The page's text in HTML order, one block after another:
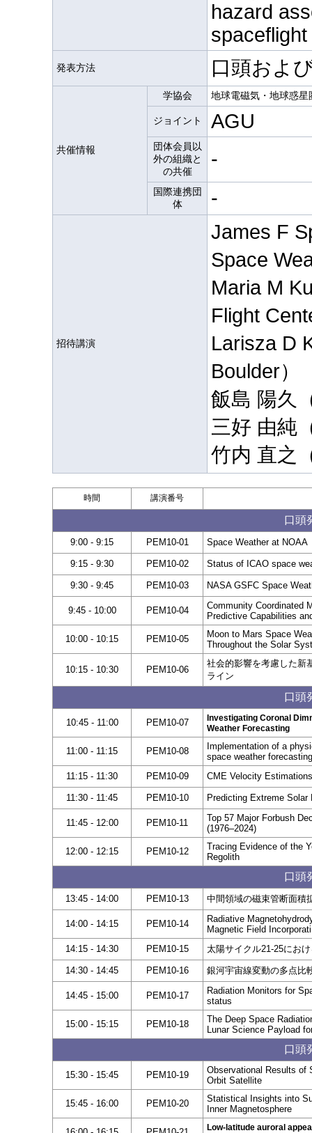
hazard
発表方法 口頭およ
共催情報
学協会 地球電磁気・地球惑星
ジョイント AGU
団体会員以
外の組織と
の共催
-
国際連携団
体
-
招待講演
James F
Space
Maria M
Flight
Larisza D
Boulder）
飯島 陽久
三好 由純
竹内 直之
時間 講演番号
口頭
9:00 - 9:15 PEM10-01 Space Weather at NOAA
9:15 - 9:30 PEM10-02 Status of ICAO space
9:30 - 9:45 PEM10-03 NASA GSFC Space
9:45 - 10:00 PEM10-04
Community Coordinated
Predictive Capabilities
10:00 - 10:15 PEM10-05
Moon to Mars Space
Throughout the Solar
10:15 - 10:30 PEM10-06
社会的影響を考慮した新
ライン
口頭
10:45 - 11:00 PEM10-07
Investigating Coronal
Weather Forecasting
11:00 - 11:15 PEM10-08
Implementation of a
space weather
11:15 - 11:30
PEM10-09 CME Velocity
11:30 - 11:45 PEM10-10 Predicting Extreme
11:45 - 12:00 PEM10-11
Top 57 Major Forbush
(1976–2024)
12:00 - 12:15 PEM10-12
Tracing Evidence of the
Regolith
口頭
13:45 - 14:00 PEM10-13 中間領域の磁束管断面積
14:00 - 14:15 PEM10-14
Radiative
Magnetic Field
14:15 - 14:30
PEM10-15 太陽サイクル21-25にお
14:30 - 14:45 PEM10-16 銀河宇宙線変動の多点比
14:45 - 15:00 PEM10-17
Radiation Monitors for
status
15:00 - 15:15 PEM10-18
The Deep Space
Lunar Science Payload
口頭
15:30 - 15:45 PEM10-19
Observational Results of
Orbit Satellite
15:45 - 16:00 PEM10-20
Statistical Insights into
Inner Magnetosphere
Low-latitude auroral